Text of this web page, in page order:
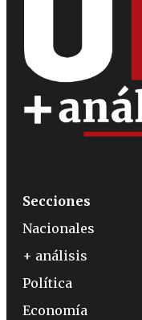
Secciones
Nacionales
+ análisis
Política
Economía